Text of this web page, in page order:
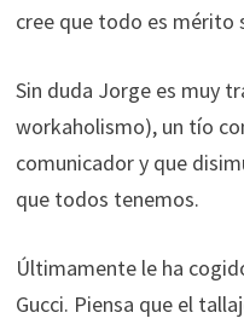
cree que todo es mérito
Sin duda Jorge es muy
workaholismo), un tío
comunicador y que
que todos tenemos.
Últimamente le ha
Gucci. Piensa que el